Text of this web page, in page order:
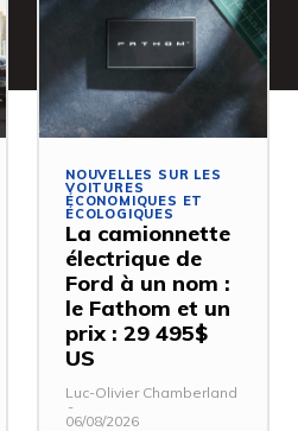
NOUVELLES SUR LES
VOITURES
ÉCONOMIQUES ET
ÉCOLOGIQUES
La camionnette
électrique de
Ford à un nom :
le Fathom et un
prix : 29 495$
US
Luc-Olivier Chamberland
-
06/08/2026